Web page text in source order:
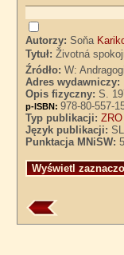
Autorzy:Soňa
Tytuł:Životná
Źródło:W:
Adres wydawniczy:
Opis fizyczny:S.
p-ISBN:978-80-557-
Typ publikacji:ZRO
Język publikacji:
Punktacja MNiSW: